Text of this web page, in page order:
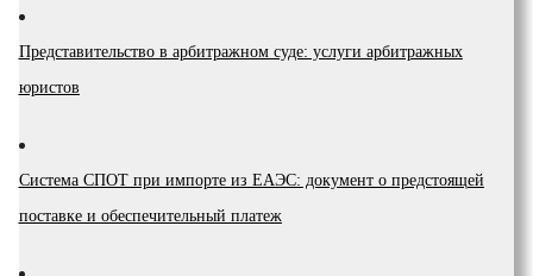
Представительство в арбитражном суде: услуги арбитражных
юристов
Система СПОТ при импорте из ЕАЭС: документ о предстоящей
поставке и обеспечительный платеж